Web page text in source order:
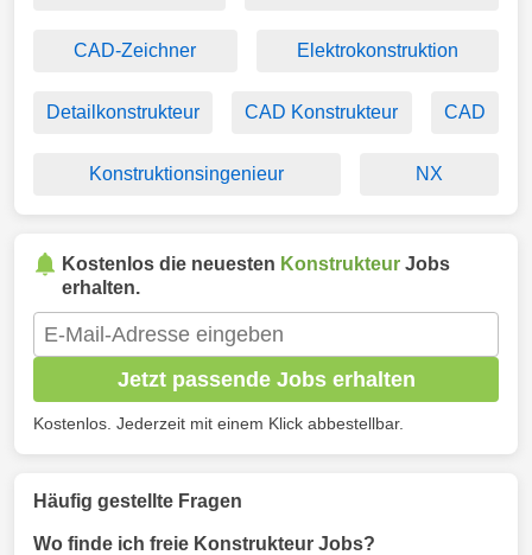
CAD-Zeichner Elektrokonstruktion
Detailkonstrukteur CAD Konstrukteur CAD
Konstruktionsingenieur NX
Kostenlos die neuesten Konstrukteur Jobs
erhalten.
Jetzt passende Jobs erhalten
Kostenlos. Jederzeit mit einem Klick abbestellbar.
Häufig gestellte Fragen
Wo finde ich freie Konstrukteur Jobs?